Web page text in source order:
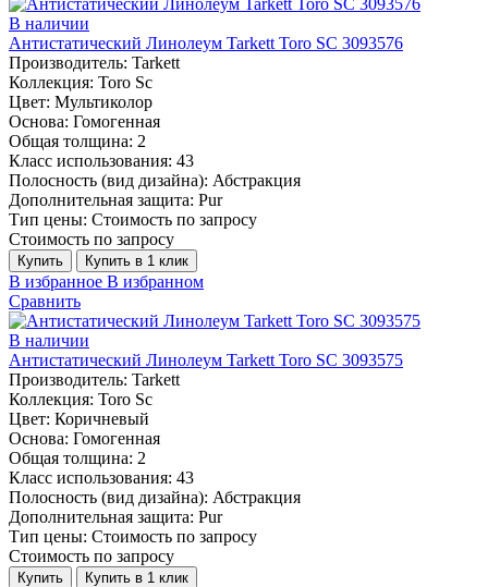
В наличии
Антистатический Линолеум Tarkett Toro SC 3093576
Производитель: Tarkett
Коллекция: Toro Sc
Цвет: Мультиколор
Основа: Гомогенная
Общая толщина: 2
Класс использования: 43
Полосность (вид дизайна): Абстракция
Дополнительная защита: Pur
Тип цены: Стоимость по запросу
Стоимость по запросу
Купить Купить в 1 клик
В избранное В избранном
Сравнить
В наличии
Антистатический Линолеум Tarkett Toro SC 3093575
Производитель: Tarkett
Коллекция: Toro Sc
Цвет: Коричневый
Основа: Гомогенная
Общая толщина: 2
Класс использования: 43
Полосность (вид дизайна): Абстракция
Дополнительная защита: Pur
Тип цены: Стоимость по запросу
Стоимость по запросу
Купить Купить в 1 клик